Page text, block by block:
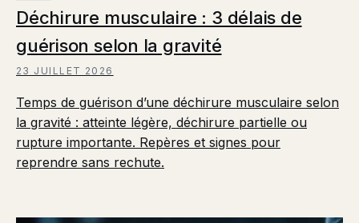
Déchirure musculaire : 3 délais de
guérison selon la gravité
23 JUILLET 2026
Temps de guérison d’une déchirure musculaire selon
la gravité : atteinte légère, déchirure partielle ou
rupture importante. Repères et signes pour
reprendre sans rechute.